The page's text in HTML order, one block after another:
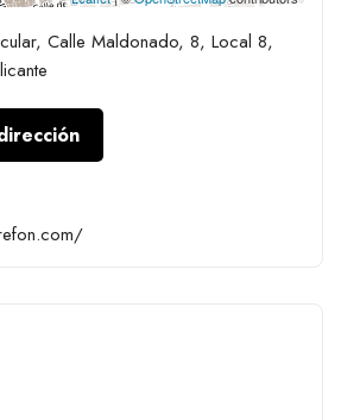
Calle Maldonado, 8, Local 8,